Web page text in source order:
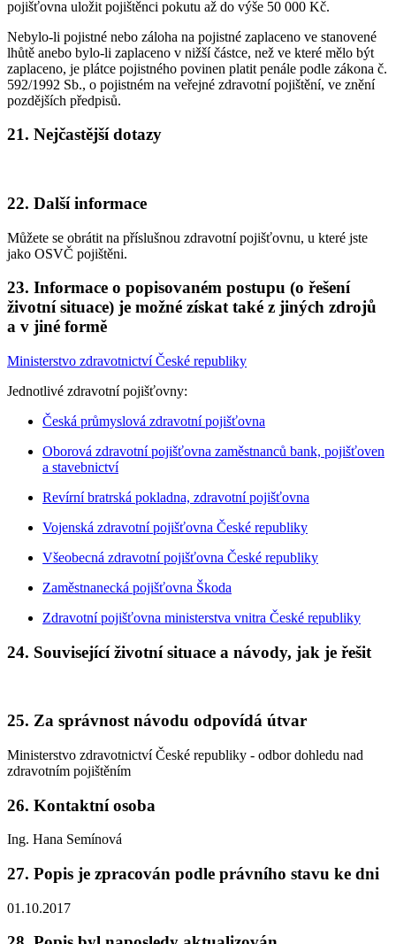
pojišťovna uložit pojištěnci pokutu až do výše 50 000 Kč.
Nebylo-li pojistné nebo záloha na pojistné zaplaceno ve stanovené
lhůtě anebo bylo-li zaplaceno v nižší částce, než ve které mělo být
zaplaceno, je plátce pojistného povinen platit penále podle zákona č.
592/1992 Sb., o pojistném na veřejné zdravotní pojištění, ve znění
pozdějších předpisů.
21. Nejčastější dotazy
22. Další informace
Můžete se obrátit na příslušnou zdravotní pojišťovnu, u které jste
jako OSVČ pojištěni.
23. Informace o popisovaném postupu (o řešení
životní situace) je možné získat také z jiných zdrojů
a v jiné formě
Ministerstvo zdravotnictví České republiky
Jednotlivé zdravotní pojišťovny:
Česká průmyslová zdravotní pojišťovna
Oborová zdravotní pojišťovna zaměstnanců bank, pojišťoven
a stavebnictví
Revírní bratrská pokladna, zdravotní pojišťovna
Vojenská zdravotní pojišťovna České republiky
Všeobecná zdravotní pojišťovna České republiky
Zaměstnanecká pojišťovna Škoda
Zdravotní pojišťovna ministerstva vnitra České republiky
24. Související životní situace a návody, jak je řešit
25. Za správnost návodu odpovídá útvar
Ministerstvo zdravotnictví České republiky - odbor dohledu nad
zdravotním pojištěním
26. Kontaktní osoba
Ing. Hana Semínová
27. Popis je zpracován podle právního stavu ke dni
01.10.2017